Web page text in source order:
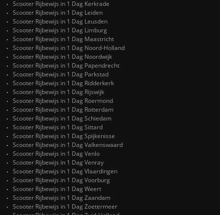
Scooter Rijbewijs in 1 Dag Kerkrade
Scooter Rijbewijs in 1 Dag Leiden
Scooter Rijbewijs in 1 Dag Leusden
Scooter Rijbewijs in 1 Dag Limburg
Scooter Rijbewijs in 1 Dag Maastricht
Scooter Rijbewijs in 1 Dag Noord-Holland
Scooter Rijbewijs in 1 Dag Noordwijk
Scooter Rijbewijs in 1 Dag Papendrecht
Scooter Rijbewijs in 1 Dag Parkstad
Scooter Rijbewijs in 1 Dag Ridderkerk
Scooter Rijbewijs in 1 Dag Rijswijk
Scooter Rijbewijs in 1 Dag Roermond
Scooter Rijbewijs in 1 Dag Rotterdam
Scooter Rijbewijs in 1 Dag Schiedam
Scooter Rijbewijs in 1 Dag Sittard
Scooter Rijbewijs in 1 Dag Spijkenisse
Scooter Rijbewijs in 1 Dag Valkenswaard
Scooter Rijbewijs in 1 Dag Venlo
Scooter Rijbewijs in 1 Dag Venray
Scooter Rijbewijs in 1 Dag Vlaardingen
Scooter Rijbewijs in 1 Dag Voorburg
Scooter Rijbewijs in 1 Dag Weert
Scooter Rijbewijs in 1 Dag Zaandam
Scooter Rijbewijs in 1 Dag Zoetermeer